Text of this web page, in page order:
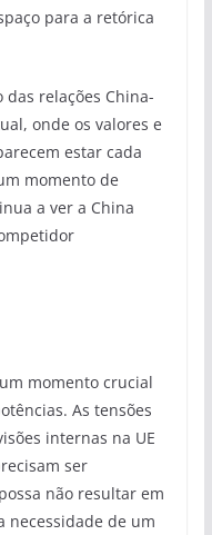
para a retórica
das relações China-
onde os valores e
estar cada
momento de
a ver a China
momento crucial
As tensões
internas na UE
ser
não resultar em
necessidade de um